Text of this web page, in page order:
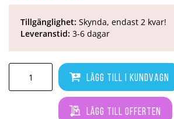
Lägg till i kundvagn
Lägg till offerten
Tillgänglighet: Skynda, endast 2 kvar!
Leveranstid: 3-6 dagar